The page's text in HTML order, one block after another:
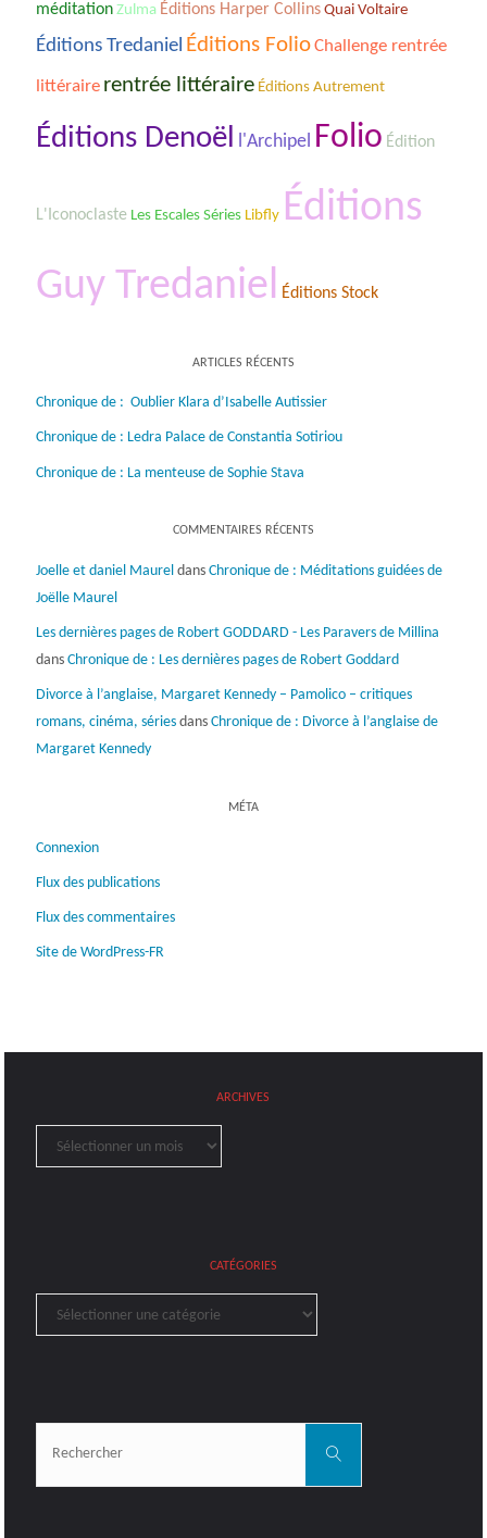
méditation Zulma Éditions Harper Collins Quai Voltaire
Éditions Tredaniel Éditions FolioChallenge rentrée
littéraire rentrée littéraire Éditions Autrement
Éditions Denoël l'Archipel Folio Édition
L'Iconoclaste Les Escales Séries Libfly Éditions
Guy Tredaniel Éditions Stock
ARTICLES RÉCENTS
Chronique de : Oublier Klara d’Isabelle Autissier
Chronique de : Ledra Palace de Constantia Sotiriou
Chronique de : La menteuse de Sophie Stava
COMMENTAIRES RÉCENTS
Joelle et daniel Maurel dans Chronique de : Méditations guidées de
Joëlle Maurel
Les dernières pages de Robert GODDARD - Les Paravers de Millina
dans Chronique de : Les dernières pages de Robert Goddard
Divorce à l’anglaise, Margaret Kennedy – Pamolico – critiques
romans, cinéma, sériesdans Chronique de : Divorce à l’anglaise de
Margaret Kennedy
MÉTA
Connexion
Flux des publications
Flux des commentaires
Site de WordPress-FR
ARCHIVES
Archives
CATÉGORIES
Catégories
Rechercher